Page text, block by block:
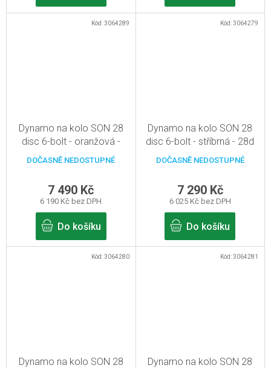
Dynamo na kolo SON 28
disc 6-bolt - oranžová -
36d
DOČASNĚ NEDOSTUPNÉ
6 190 Kč bez DPH
7 490 Kč
Do košíku
Kód:3064289
Dynamo na kolo SON 28
disc 6-bolt - stříbrná - 28d
DOČASNĚ NEDOSTUPNÉ
6 025 Kč bez DPH
7 290 Kč
Do košíku
Kód:3064279
Dynamo na kolo SON 28
Kód:3064280
Dynamo na kolo SON 28
Kód:3064281